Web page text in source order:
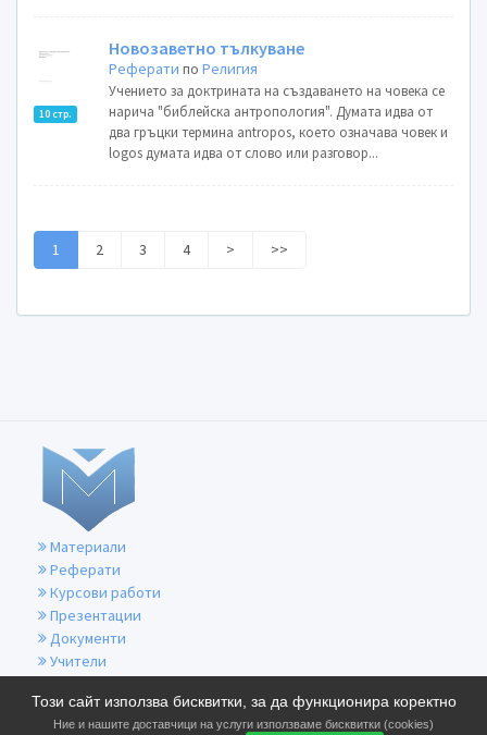
10 стр.
Новозаветно тълкуване
Реферати поРелигия
Учението за доктрината на създаването на човека се
нарича "библейска антропология". Думата идва от
два гръцки термина antropos, което означава човек и
logos думата идва от слово или разговор...
1 2 3 4 > >>
Този сайт използва бисквитки, за да функционира коректно
Ние и нашите доставчици на услуги използваме бисквитки (cookies)
Материали
Реферати
Курсови работи
Презентации
Документи
Учители
Общи условия
Политика за бисквитките